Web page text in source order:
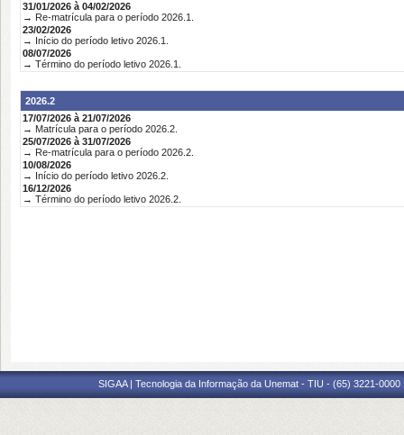
31/01/2026 à 04/02/2026
→ Re-matrícula para o período 2026.1.
23/02/2026
→ Início do período letivo 2026.1.
08/07/2026
→ Término do período letivo 2026.1.
2026.2
17/07/2026 à 21/07/2026
→ Matrícula para o período 2026.2.
25/07/2026 à 31/07/2026
→ Re-matrícula para o período 2026.2.
10/08/2026
→ Início do período letivo 2026.2.
16/12/2026
→ Término do período letivo 2026.2.
SIGAA | Tecnologia da Informação da Unemat - TIU - (65) 3221-